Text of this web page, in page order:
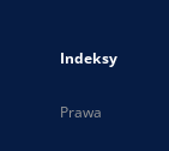
Indeksy
Prawa